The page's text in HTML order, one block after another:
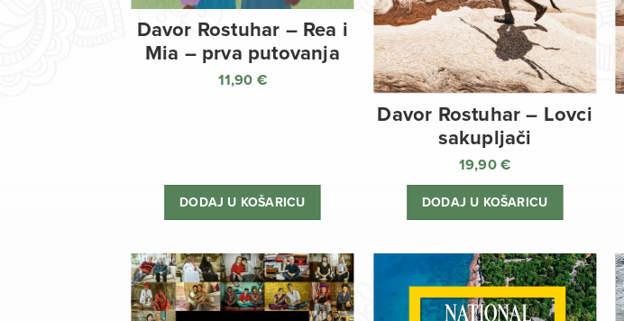
Davor Rostuhar – Rea i
Mia – prva putovanja
11,90 €
DODAJ U KOŠARICU
Davor Rostuhar – Lovci
sakupljači
19,90€
DODAJ U KOŠARICU